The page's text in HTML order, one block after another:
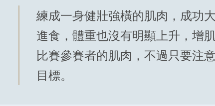
練成一身健壯強橫的肌肉，成功
進食，體重也沒有明顯上升，增
比賽參賽者的肌肉，不過只要注
目標。